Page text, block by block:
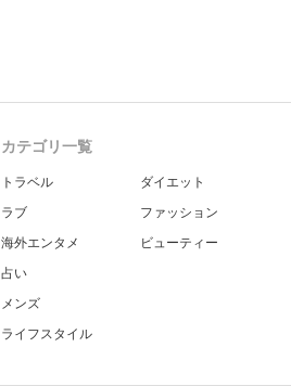
カテゴリ一覧
トラベル
ラブ
海外エンタメ
占い
メンズ
ライフスタイル
ダイエット
ファッション
ビューティー